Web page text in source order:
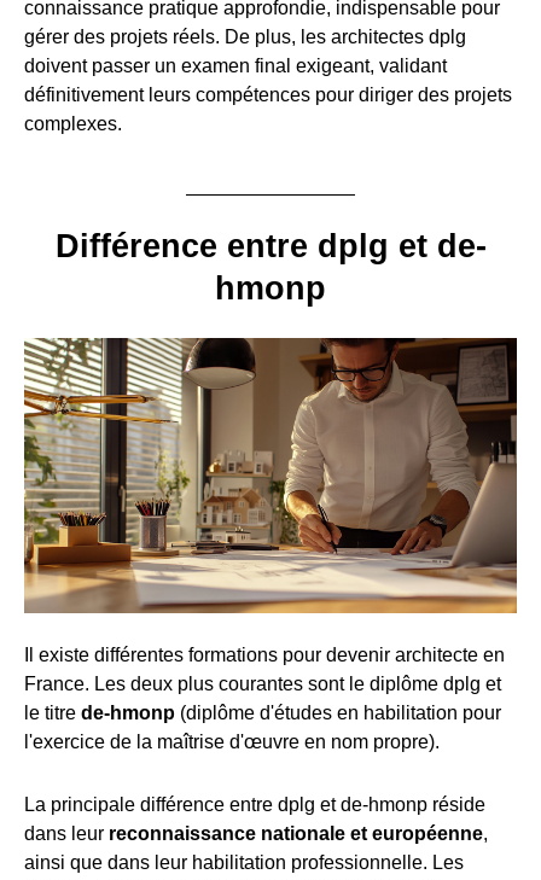
connaissance pratique approfondie, indispensable pour
gérer des projets réels. De plus, les architectes dplg
doivent passer un examen final exigeant, validant
définitivement leurs compétences pour diriger des projets
complexes.
Différence entre dplg et de-
hmonp
Il existe différentes formations pour devenir architecte en
France. Les deux plus courantes sont le diplôme dplg et
le titre de-hmonp (diplôme d'études en habilitation pour
l'exercice de la maîtrise d'œuvre en nom propre).
La principale différence entre dplg et de-hmonp réside
dans leur reconnaissance nationale et européenne,
ainsi que dans leur habilitation professionnelle. Les